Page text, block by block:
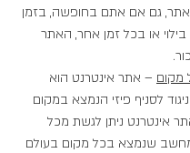
גם אם אתם בחופשה, בזמן
בילוי או בכל זמן אחר, האתר
מקום – אתר אינטרנט הוא
לסניף פיזי הנמצא במקום
אינטרנט ניתן לגשת מכל
שנמצא בכל מקום בעולם